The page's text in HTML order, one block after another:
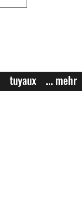
tuyaux ... mehr